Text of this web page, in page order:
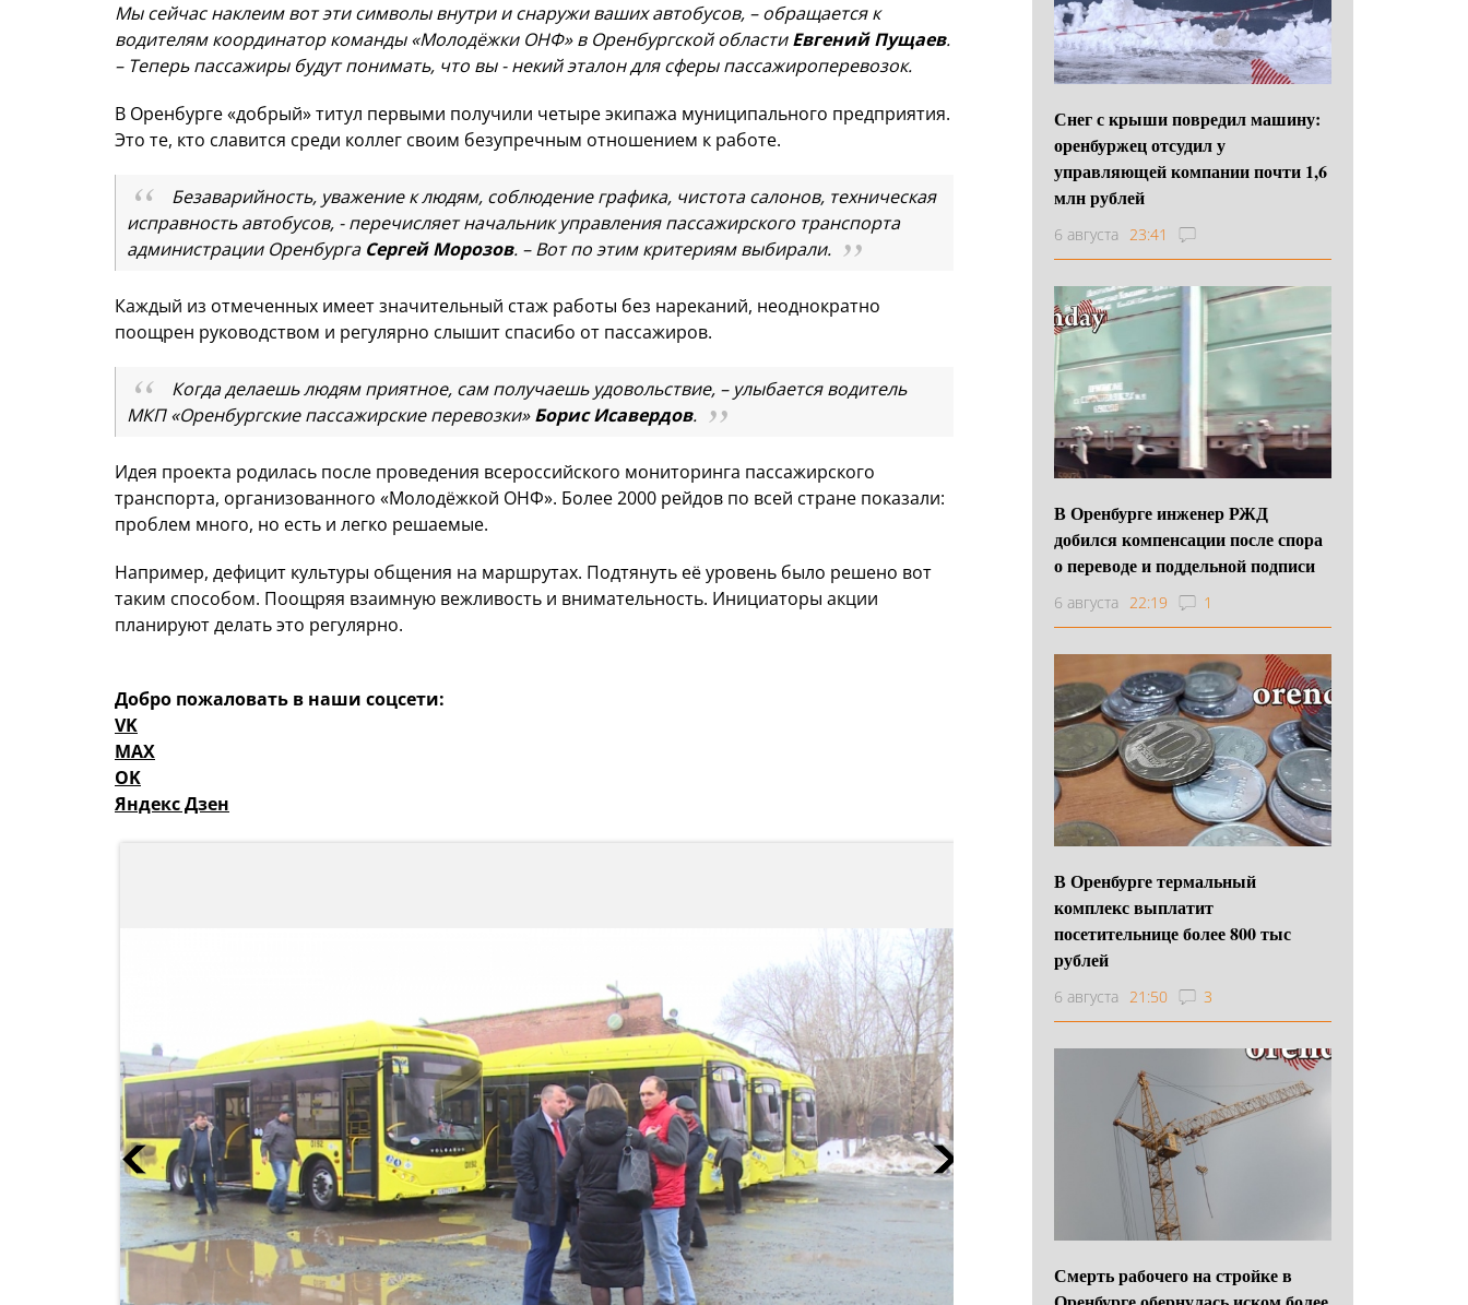
Мы сейчас наклеим вот эти символы внутри и снаружи ваших автобусов, – обращается к
водителям координатор команды «Молодёжки ОНФ» в Оренбургской областиЕвгений Пущаев.
– Теперь пассажиры будут понимать, что вы - некий эталон для сферы пассажироперевозок.
В Оренбурге «добрый» титул первыми получили четыре экипажа муниципального предприятия.
Это те, кто славится среди коллег своим безупречным отношением к работе.
Безаварийность, уважение к людям, соблюдение графика, чистота салонов, техническая
исправность автобусов, - перечисляет начальник управления пассажирского транспорта
администрации Оренбурга Сергей Морозов. – Вот по этим критериям выбирали.
Каждый из отмеченных имеет значительный стаж работы без нареканий, неоднократно
поощрен руководством и регулярно слышит спасибо от пассажиров.
Когда делаешь людям приятное, сам получаешь удовольствие, – улыбается водитель
МКП «Оренбургские пассажирские перевозки»Борис Исавердов.
Идея проекта родилась после проведения всероссийского мониторинга пассажирского
транспорта, организованного «Молодёжкой ОНФ». Более 2000 рейдов по всей стране показали:
проблем много, но есть и легко решаемые.
Например, дефицит культуры общения на маршрутах. Подтянуть её уровень было решено вот
таким способом. Поощряя взаимную вежливость и внимательность. Инициаторы акции
планируют делать это регулярно.
Добро пожаловать в наши соцсети:
VK
MAX
OK
Яндекс Дзен
Снег с крыши повредил машину:
оренбуржец отсудил у
управляющей компании почти 1,6
млн рублей
6 августа 23:41
В Оренбурге инженер РЖД
добился компенсации после спора
о переводе и поддельной подписи
6 августа 22:19 1
В Оренбурге термальный
комплекс выплатит
посетительнице более 800 тыс
рублей
6 августа 21:50 3
Смерть рабочего на стройке в